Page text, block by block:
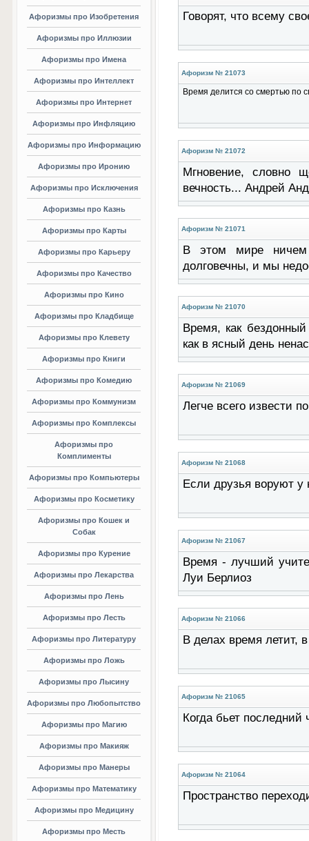
Афоризмы про Изобретения
Афоризмы про Иллюзии
Афоризмы про Имена
Афоризмы про Интеллект
Афоризмы про Интернет
Афоризмы про Инфляцию
Афоризмы про Информацию
Афоризмы про Иронию
Афоризмы про Исключения
Афоризмы про Казнь
Афоризмы про Карты
Афоризмы про Карьеру
Афоризмы про Качество
Афоризмы про Кино
Афоризмы про Кладбище
Афоризмы про Клевету
Афоризмы про Книги
Афоризмы про Комедию
Афоризмы про Коммунизм
Афоризмы про Комплексы
Афоризмы про
Комплименты
Афоризмы про Компьютеры
Афоризмы про Косметику
Афоризмы про Кошек и
Собак
Афоризмы про Курение
Афоризмы про Лекарства
Афоризмы про Лень
Афоризмы про Лесть
Афоризмы про Литературу
Афоризмы про Ложь
Афоризмы про Лысину
Афоризмы про Любопытство
Афоризмы про Магию
Афоризмы про Макияж
Афоризмы про Манеры
Афоризмы про Математику
Афоризмы про Медицину
Афоризмы про Месть
Говорят, что всему
Афоризм № 21073
Время делится со смертью по
Афоризм № 21072
Мгновение, словно
вечность... Андрей
Афоризм № 21071
В этом мире ничем
долговечны, и мы
Афоризм № 21070
Время, как
как в ясный день
Афоризм № 21069
Легче всего извести
Афоризм № 21068
Если друзья воруют у
Афоризм № 21067
Время - лучший
Луи Берлиоз
Афоризм № 21066
В делах время летит,
Афоризм № 21065
Когда бьет последний
Афоризм № 21064
Пространство